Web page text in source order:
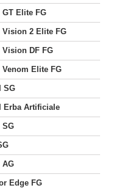
GT Elite FG
Vision 2 Elite FG
Vision DF FG
Venom Elite FG
SG
Erba Artificiale
SG
AG
Edge FG